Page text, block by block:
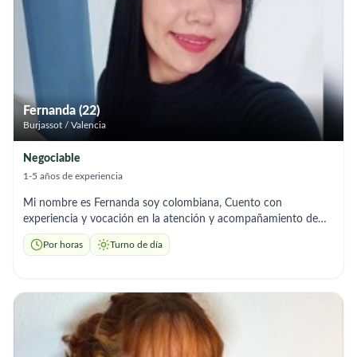
muy bien (cuento con un curso de cocina). • Excelente en
limpieza y orden del hogar. • Muy buena compañía: soy
respetuosa, confiable y empática. 🕒 Disponibilidad • Trabajo
por horas • Jornada diurna (No interna). 📌 Situación actual
Recién llegada de Italia. Sin papeles todavía, pero en proceso de
regularización.
Fernanda (22)
Burjassot / Valencia
Negociable
1-5 años de experiencia
Mi nombre es Fernanda soy colombiana, Cuento con
experiencia y vocación en la atención y acompañamiento de
personas mayores, ofreciendo siempre un trato humano,
paciente y respetuoso. A lo largo de mi labor he adquirido
priorizando siempre el bienestar y la dignidad de cada persona
bajo mi cuidado. Me considero una persona responsable,
empática y comprometida, valores que considero esenciales
para este tipo de trabajo. Me motiva especialmente poder
Por horas Turno de día